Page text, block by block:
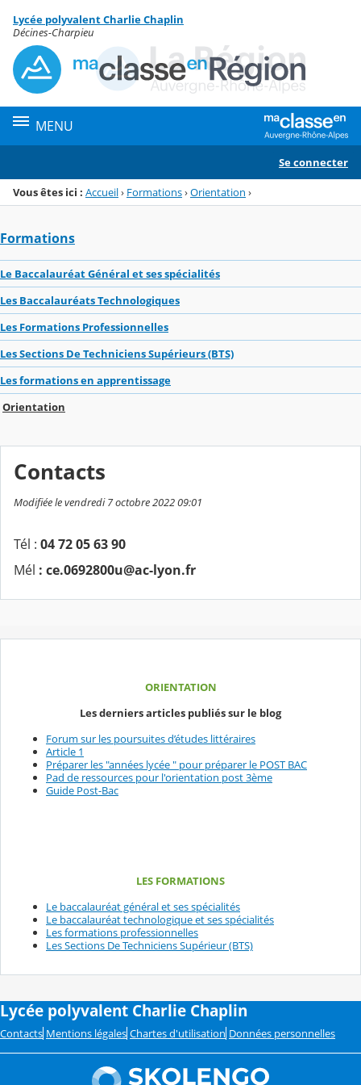
Menu de la rubrique
Contenu
Lycée polyvalent Charlie Chaplin
Décines-Charpieu
MENU
Se connecter
Vous êtes ici : Accueil› Formations›Orientation ›
Formations
Le Baccalauréat Général et ses spécialités
Les Baccalauréats Technologiques
Les Formations Professionnelles
Les Sections De Techniciens Supérieurs (BTS)
Les formations en apprentissage
Orientation
Contacts
Modifiée le vendredi 7 octobre 2022 09:01
Tél : 04 72 05 63 90
Mél : ce.0692800u@ac-lyon.fr
ORIENTATION
Les derniers articles publiés sur le blog
Forum sur les poursuites d’études littéraires
Article 1
Préparer les "années lycée " pour préparer le POST BAC
Pad de ressources pour l'orientation post 3ème
Guide Post-Bac
LES FORMATIONS
Le baccalauréat général et ses spécialités
Le baccalauréat technologique et ses spécialités
Les formations professionnelles
Les Sections De Techniciens Supérieur (BTS)
Lycée polyvalent Charlie Chaplin
Contacts Mentions légales Chartes d'utilisation Données personnelles